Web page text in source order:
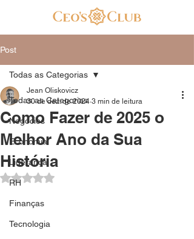
Post
Todas as Categorias
Negócios
Economia
Liderança
RH
Finanças
Tecnologia
Todas as Categorias
Como Fazer de 2025 o
Melhor Ano da Sua
História
Jean Oliskovicz
30 de dez. de 2024 3 min de leitura
Avaliado com NaN de 5 estrelas.